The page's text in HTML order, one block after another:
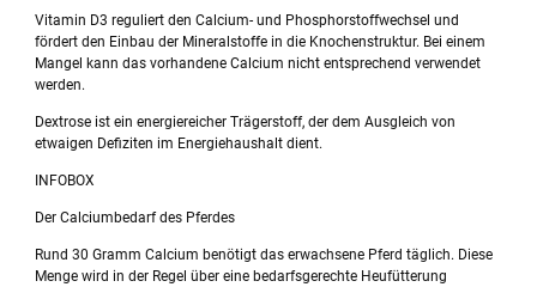
Vitamin D3 reguliert den Calcium- und Phosphorstoffwechsel und
fördert den Einbau der Mineralstoffe in die Knochenstruktur. Bei einem
Mangel kann das vorhandene Calcium nicht entsprechend verwendet
werden.
Dextrose ist ein energiereicher Trägerstoff, der dem Ausgleich von
etwaigen Defiziten im Energiehaushalt dient.
INFOBOX
Der Calciumbedarf des Pferdes
Rund 30 Gramm Calcium benötigt das erwachsene Pferd täglich. Diese
Menge wird in der Regel über eine bedarfsgerechte Heufütterung